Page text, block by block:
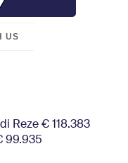
US
Reze € 118.383
99.935